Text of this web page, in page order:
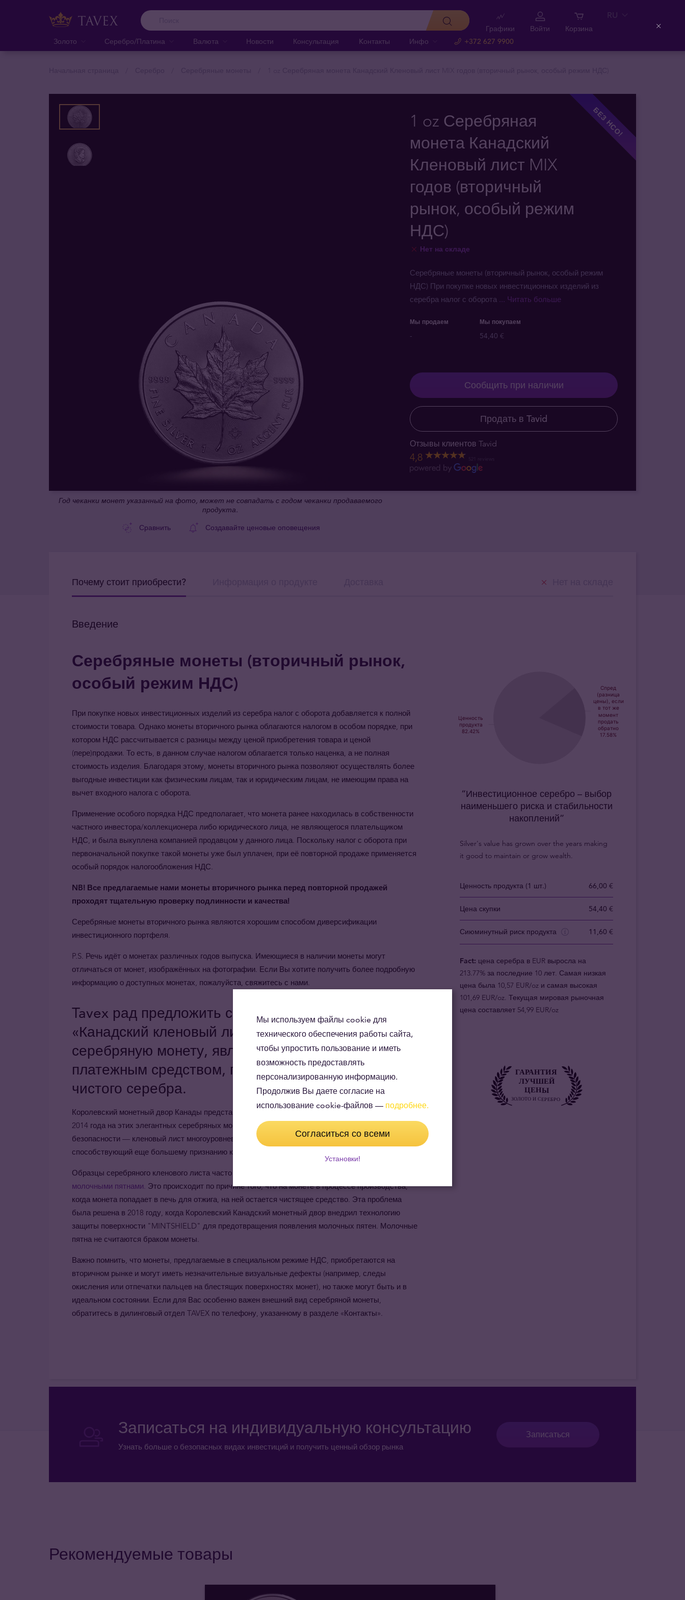
Золото Серебро/Платина Валюта Новости Консультация Kонтакты Инфо +372 627 9900
Графики Войти Корзина
RU
БЕЗ НСО!
1 oz Серебряная
монета Канадский
Кленовый лист MIX
годов (вторичный
рынок, особый режим
НДС)
Нет на складе
Серебряные монеты (вторичный рынок, особый режим
НДС) При покупке новых инвестиционных изделий из
серебра налог с оборота ... Читать больше
Мы продаем Мы покупаем
- 54,40 €
Сообщить при наличии
Продать в Tavid
Отзывы клиентов Tavid
4,8
Год чеканки монет указанный на фото, может не совпадать с годом чеканки продаваемого
продукта.
Сравнить
Создавайте ценовые оповещения
Почему стоит приобрести?
Введение
Серебряные монеты (вторичный рынок,
особый режим НДС)
При покупке новых инвестиционных изделий из серебра налог с оборота добавляется к полной
стоимости товара. Однако монеты вторичного рынка облагаются налогом в особом порядке, при
котором НДС рассчитывается с разницы между ценой приобретения товара и ценой
(пере)продажи. То есть, в данном случае налогом облагается только наценка, а не полная
стоимость изделия. Благодаря этому, монеты вторичного рынка позволяют осуществлять более
выгодные инвестиции как физическим лицам, так и юридическим лицам, не имеющим права на
вычет входного налога с оборота.
Применение особого порядка НДС предполагает, что монета ранее находилась в собственности
частного инвестора/коллекционера либо юридического лица, не являющегося плательщиком
НДС, и была выкуплена компанией продавцом у данного лица. Поскольку налог с оборота при
первоначальной покупке такой монеты уже был уплачен, при её повторной продаже применяется
особый порядок налогообложения НДС.
NB! Все предлагаемые нами монеты вторичного рынка перед повторной продажей
проходят тщательную проверку подлинности и качества!
Серебряные монеты вторичного рынка являются хорошим способом диверсификации
инвестиционного портфеля.
P.S. Речь идёт о монетах различных годов выпуска. Имеющиеся в наличии монеты могут
отличаться от монет, изображённых на фотографии. Если Вы хотите получить более подробную
информацию о доступных монетах, пожалуйста, свяжитесь с нами.
Tavex рад предложить серебряную монету
«Канадский кленовый лист», первую в мире
серебряную монету, являющуюся законным
платежным средством, произведенную из 99,99%
чистого серебра.
Королевский монетный двор Канады представил эту серебряную монету в 1988 году. Начиная с
2014 года на этих элегантных серебряных монетах выгравирован микроскопический знак
безопасности — кленовый лист многоуровневой гравировки — новый элемент безопасности,
способствующий еще большему признанию качества монеты и повышению её популярности.
Образцы серебряного кленового листа часто имеют молочно-белый дефект, называемый
молочными пятнами. Это происходит по причине того, что на монете в процессе производства,
когда монета попадает в печь для отжига, на ней остается чистящее средство. Эта проблема
была решена в 2018 году, когда Королевский Канадский монетный двор внедрил технологию
защиты поверхности "MINTSHIELD" для предотвращения появления молочных пятен. Молочные
пятна не считаются браком монеты.
Важно помнить, что монеты, предлагаемые в специальном режиме НДС, приобретаются на
вторичном рынке и могут иметь незначительные визуальные дефекты (например, следы
окисления или отпечатки пальцев на блестящих поверхностях монет), но также могут быть и в
идеальном состоянии. Если для Вас особенно важен внешний вид серебряной монеты,
обратитесь в дилинговый отдел TAVEX по телефону, указанному в разделе «Контакты».
“Инвестиционное серебро – выбор
наименьшего риска и стабильности
накоплений”
Silver's value has grown over the years making
it good to maintain or grow wealth.
Ценность продукта (1 шт.) 66,00 €
Цена скупки 54,40 €
Сиюминутный риск продукта 11,60 €
Fact: цена серебра в EUR выросла на
213.77% за последние 10 лет. Самая низкая
цена была 10,57 EUR/oz и самая высокая
101,69 EUR/oz. Текущая мировая рыночная
цена составляет 54,99 EUR/oz
Записаться на индивидуальную консультацию
Узнать больше о безопасных видах инвестиций и получить ценный обзор рынка
Записаться
Рекомендуемые товары
Мы используем файлы cookie для
технического обеспечения работы сайта,
чтобы упростить пользование и иметь
возможность предоставлять
персонализированную информацию.
Продолжив Вы даете согласие на
использование cookie-файлов — подробнее.
Согласиться со всеми
Установки!
Close